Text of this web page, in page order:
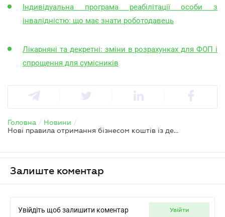
Індивідуальна програма реабілітації особи з
інвалідністю: що має знати роботодавець
Лікарняні та декретні: зміни в розрахунках для ФОП і
спрощення для сумісників
Головна / Новини /
Нові правила отримання бізнесом коштів із держфонду соцзахисту осіб з інвалідністю
Залиште коментар
Увійдіть щоб залишити коментар увійти